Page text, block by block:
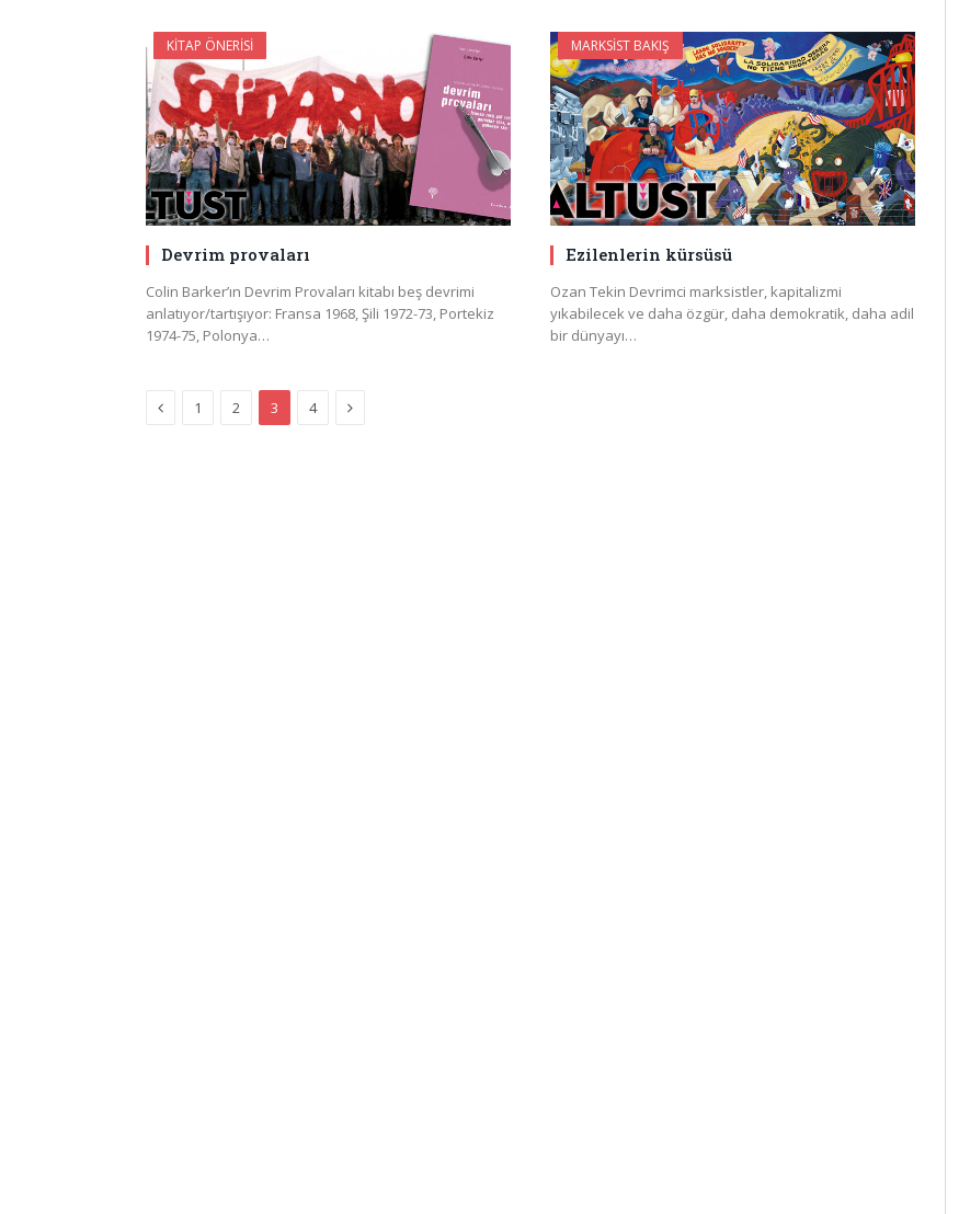
KITAP ÖNERISI
Devrim provaları
Colin Barker’ın Devrim Provaları kitabı beş devrimi
anlatıyor/tartışıyor: Fransa 1968, Şili 1972-73, Portekiz
1974-75, Polonya…
MARKSIST BAKIŞ
Ezilenlerin kürsüsü
Ozan Tekin Devrimci marksistler, kapitalizmi
yıkabilecek ve daha özgür, daha demokratik, daha adil
bir dünyayı…
Previous
1 2 3 4 Next